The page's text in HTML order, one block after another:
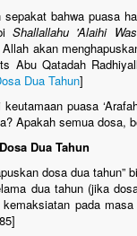
bahwa puasa
Shallallahu 'Alaihi
akan
Abu Qatadah
Dua Tahun]
puasa
Apakah semua dosa,
Dua Tahun
dosa dua
dua tahun (jika
pada